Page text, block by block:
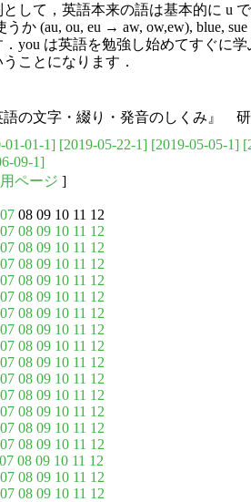
して，英語本来の語は基本的に u
か (au, ou, eu → aw, ow,ew), blue,
you は英語を勉強し始めてすぐに
ことになります．
の文字・綴り・発音のしくみ』 研
01-01-1] [2019-05-22-1] [2019-05-05-1]
09-1]
ページ ]
07 08 09 10 11 12
07 08 09 10 11 12
07 08 09 10 11 12
07 08 09 10 11 12
07 08 09 10 11 12
07 08 09 10 11 12
07 08 09 10 11 12
07 08 09 10 11 12
07 08 09 10 11 12
07 08 09 10 11 12
07 08 09 10 11 12
07 08 09 10 11 12
07 08 09 10 11 12
07 08 09 10 11 12
07 08 09 10 11 12
07 08 09 10 11 12
07 08 09 10 11 12
07 08 09 10 11 12